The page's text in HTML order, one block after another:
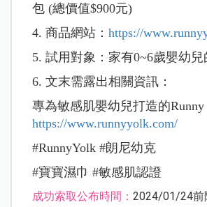
包 (總價值$900元)
4. 商品網站： https://
5. 試用對象：家有0~6歲嬰幼
6. 文末需露出相關資訊：
專為敏感肌嬰幼兒打造的Runny
https://www.runnyyolk.com/
#RunnyYolk #朗尼幼克
#寶寶濕巾 #敏感肌認證
成功索取公布時間： 2024/01/24前